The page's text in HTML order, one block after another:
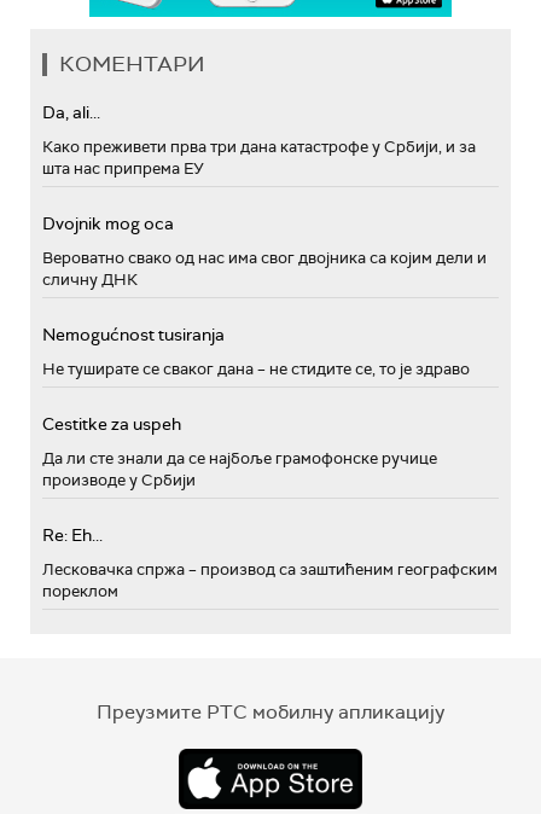
КОМЕНТАРИ
Da, ali...
Како преживети прва три дана катастрофе у Србији, и за
шта нас припрема ЕУ
Dvojnik mog oca
Вероватно свако од нас има свог двојника са којим дели и
сличну ДНК
Nemogućnost tusiranja
Не туширате се сваког дана – не стидите се, то је здраво
Cestitke za uspeh
Да ли сте знали да се најбоље грамофонске ручице
производе у Србији
Re: Eh...
Лесковачка спржа – производ са заштићеним географским
пореклом
Преузмите РТС мобилну апликацију